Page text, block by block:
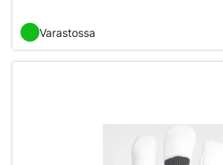
Varastossa